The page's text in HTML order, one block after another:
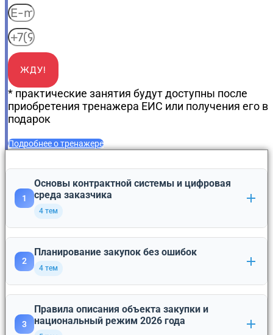
ЖДУ!
* практические занятия будут доступны после
приобретения тренажера ЕИС или получения его в
подарок
Подробнее о тренажере
1
Основы контрактной системы и цифровая
среда заказчика
4 тем
1
Сфера действия 44-ФЗ, виды заказчиков, принцип
2
Единая информационная система (ЕИС): личный
Реестр контрактов, реестр недобросовестных
2
Планирование закупок без ошибок
4 тем
1
План-график закупок: порядок формирования,
идентификационный код закупки (ИКЗ), -основания
для внесения изменений.
3
Правила описания объекта закупки и
национальный режим 2026 года